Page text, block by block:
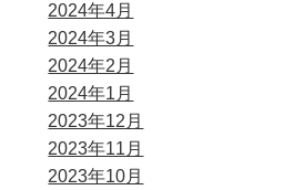
2024年4月
2024年3月
2024年2月
2024年1月
2023年12月
2023年11月
2023年10月